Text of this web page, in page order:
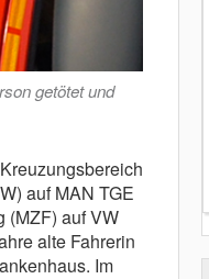
getötet und
auf MAN TGE
(MZF) auf VW
alte Fahrerin
Im